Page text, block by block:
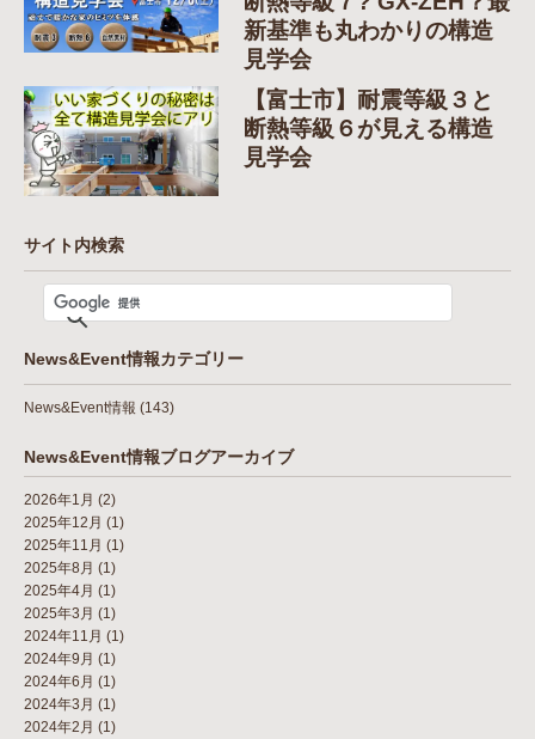
新基準も丸わかりの構造
見学会
【富士市】耐震等級３と
断熱等級６が見える構造
見学会
サイト内検索
News&Event情報カテゴリー
News&Event情報 (143)
News&Event情報ブログアーカイブ
2026年1月 (2)
2025年12月 (1)
2025年11月 (1)
2025年8月 (1)
2025年4月 (1)
2025年3月 (1)
2024年11月 (1)
2024年9月 (1)
2024年6月 (1)
2024年3月 (1)
2024年2月 (1)